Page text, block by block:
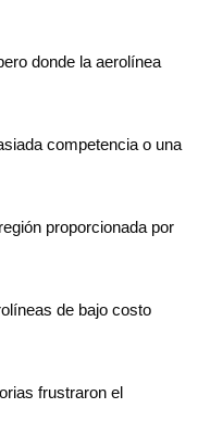
donde la aerolínea
competencia o una
proporcionada por
de bajo costo
frustraron el